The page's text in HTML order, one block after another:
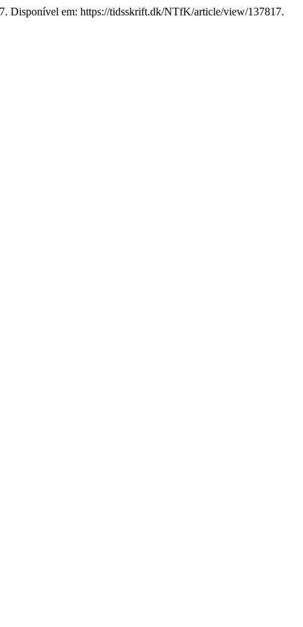
Disponível em: https://tidsskrift.dk/NTfK/article/view/137817.